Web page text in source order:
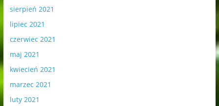
sierpień 2021
lipiec 2021
czerwiec 2021
maj 2021
kwiecień 2021
marzec 2021
luty 2021